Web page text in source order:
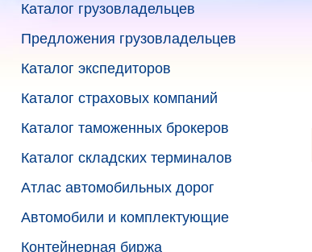
Каталог грузовладельцев
Предложения грузовладельцев
Каталог экспедиторов
Каталог страховых компаний
Каталог таможенных брокеров
Каталог складских терминалов
Атлас автомобильных дорог
Автомобили и комплектующие
Контейнерная биржа